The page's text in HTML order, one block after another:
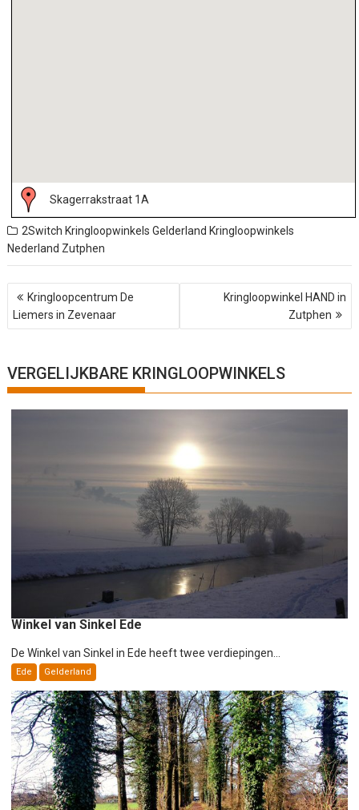
Skagerrakstraat 1A
2Switch Kringloopwinkels Gelderland Kringloopwinkels
Nederland Zutphen
e
r
h
t
Kringloopcentrum De
Liemers in Zevenaar
Kringloopwinkel HAND in
Zutphen
VERGELIJKBARE KRINGLOOPWINKELS
Winkel van Sinkel Ede
De Winkel van Sinkel in Ede heeft twee verdiepingen...
Ede Gelderland